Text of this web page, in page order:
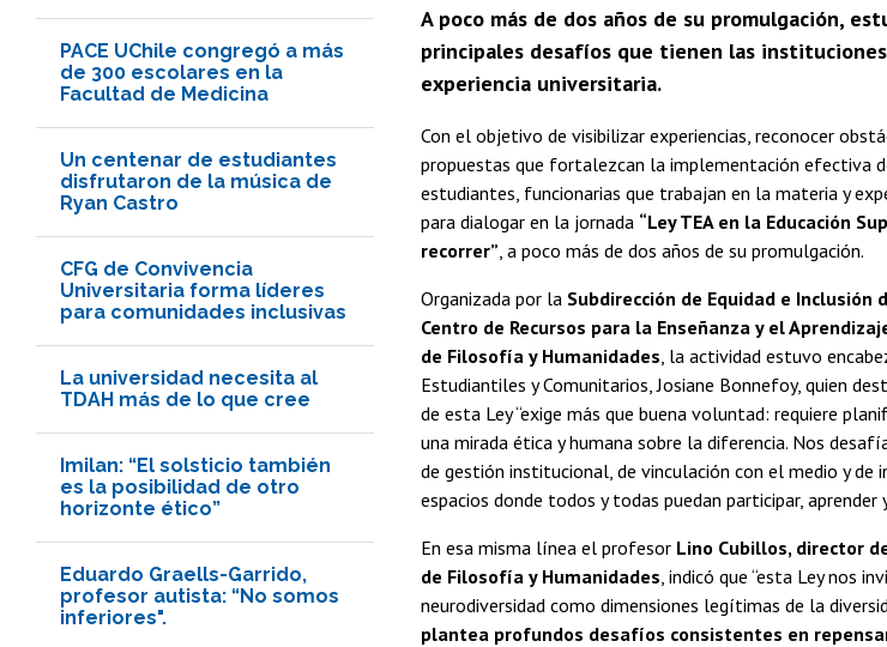
PACE UChile congregó a más
de 300 escolares en la
Facultad de Medicina
Un centenar de estudiantes
disfrutaron de la música de
Ryan Castro
CFG de Convivencia
Universitaria forma líderes
para comunidades inclusivas
La universidad necesita al
TDAH más de lo que cree
Imilan: “El solsticio también
es la posibilidad de otro
horizonte ético”
Eduardo Graells-Garrido,
profesor autista: “No somos
inferiores".
A poco más de dos años de su promulgación,
principales desafíos que tienen las
experiencia universitaria.
Con el objetivo de visibilizar experiencias, reconocer
propuestas que fortalezcan la implementación efectiva
estudiantes, funcionarias que trabajan en la materia y
para dialogar en la jornada “Ley TEA en la Educación
recorrer” , a poco más de dos años de su promulgación.
Organizada por la Subdirección de Equidad e Inclusión
Centro de Recursos para la Enseñanza y el
de Filosofía y Humanidades , la actividad estuvo
Estudiantiles y Comunitarios, Josiane Bonnefoy, quien
de esta Ley “exige más que buena voluntad: requiere
una mirada ética y humana sobre la diferencia. Nos
de gestión institucional, de vinculación con el medio y de
espacios donde todos y todas puedan participar, aprender
En esa misma línea el profesor Lino Cubillos, director
de Filosofía y Humanidades , indicó que “esta Ley nos
neurodiversidad como dimensiones legítimas de la
plantea profundos desafíos consistentes en